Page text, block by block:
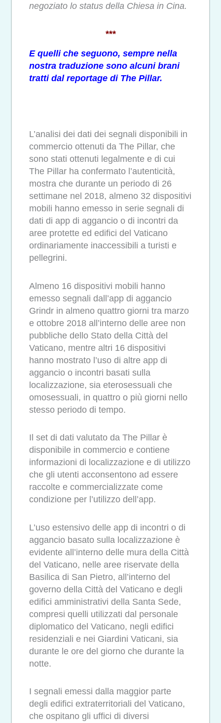
negoziato lo status della Chiesa in Cina.
***
E quelli che seguono, sempre nella
nostra traduzione sono alcuni brani
tratti dal reportage di The Pillar.
L’analisi dei dati dei segnali disponibili in
commercio ottenuti da The Pillar, che
sono stati ottenuti legalmente e di cui
The Pillar ha confermato l’autenticità,
mostra che durante un periodo di 26
settimane nel 2018, almeno 32 dispositivi
mobili hanno emesso in serie segnali di
dati di app di aggancio o di incontri da
aree protette ed edifici del Vaticano
ordinariamente inaccessibili a turisti e
pellegrini.
Almeno 16 dispositivi mobili hanno
emesso segnali dall’app di aggancio
Grindr in almeno quattro giorni tra marzo
e ottobre 2018 all’interno delle aree non
pubbliche dello Stato della Città del
Vaticano, mentre altri 16 dispositivi
hanno mostrato l’uso di altre app di
aggancio o incontri basati sulla
localizzazione, sia eterosessuali che
omosessuali, in quattro o più giorni nello
stesso periodo di tempo.
Il set di dati valutato da The Pillar è
disponibile in commercio e contiene
informazioni di localizzazione e di utilizzo
che gli utenti acconsentono ad essere
raccolte e commercializzate come
condizione per l’utilizzo dell’app.
L’uso estensivo delle app di incontri o di
aggancio basato sulla localizzazione è
evidente all’interno delle mura della Città
del Vaticano, nelle aree riservate della
Basilica di San Pietro, all’interno del
governo della Città del Vaticano e degli
edifici amministrativi della Santa Sede,
compresi quelli utilizzati dal personale
diplomatico del Vaticano, negli edifici
residenziali e nei Giardini Vaticani, sia
durante le ore del giorno che durante la
notte.
I segnali emessi dalla maggior parte
degli edifici extraterritoriali del Vaticano,
che ospitano gli uffici di diversi